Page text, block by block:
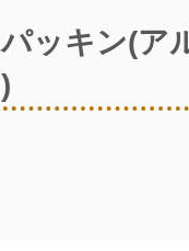
パッキン(ア